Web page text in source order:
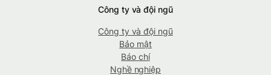
Công ty và đội ngũ
Công ty và đội ngũ
Bảo mật
Báo chí
Nghề nghiệp